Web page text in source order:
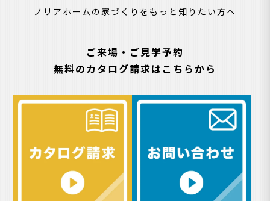
ノリアホームの家づくりをもっと知りたい方へ
ご来場・ご見学予約
無料のカタログ請求はこちらから